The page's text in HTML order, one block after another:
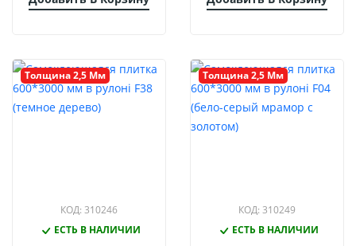
Толщина 2,5 Мм
КОД: 310246
ЕСТЬ В НАЛИЧИИ
Толщина 2,5 Мм
КОД: 310249
ЕСТЬ В НАЛИЧИИ